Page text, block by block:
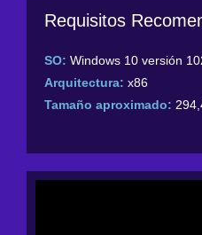
Requisitos
SO: Windows 10 versión
Arquitectura: x86
Tamaño aproximado: